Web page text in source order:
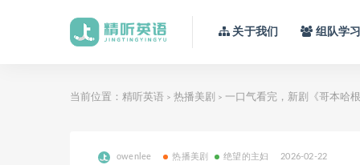
关于我们 组队学
当前位置： 精听英语 > 热播美剧 > 一口气看完，新剧《哥本哈
owenlee 热播美剧 绝望的主妇 2026-02-22